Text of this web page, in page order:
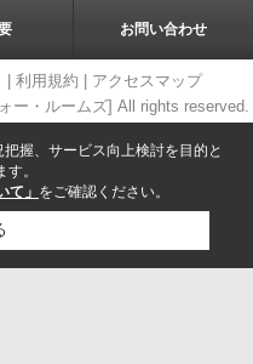
お問い合わせ
利用規約
アクセスマップ
ー・ルームズ] All rights reserved.
握、サービス向上検討を目的と
。
て」 をご確認ください。